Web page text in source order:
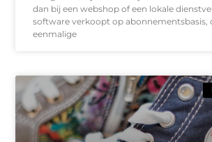
dan bij een webshop of een lokale
software verkoopt op abonnementsbasis,
eenmalige